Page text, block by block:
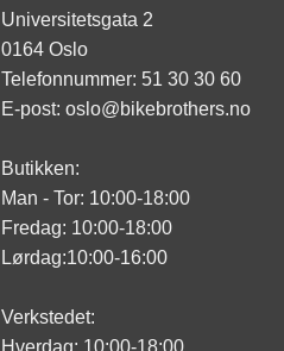
Universitetsgata 2
0164 Oslo
Telefonnummer: 51 30 30 60
E-post: oslo@bikebrothers.no
Butikken:
Man - Tor: 10:00-18:00
Fredag: 10:00-18:00
Lørdag:10:00-16:00
Verkstedet:
Hverdag: 10:00-18:00